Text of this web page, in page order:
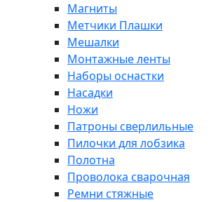
Магниты
Метчики Плашки
Мешалки
Монтажные ленты
Наборы оснастки
Насадки
Ножи
Патроны сверлильные
Пилочки для лобзика
Полотна
Проволока сварочная
Ремни стяжные